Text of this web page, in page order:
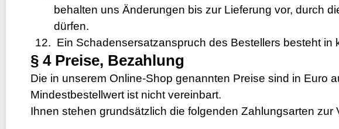
behalten uns Änderungen bis zur Lieferung vor, durch
dürfen.
Ein Schadensersatzanspruch des Bestellers besteht in
§ 4 Preise, Bezahlung
Die in unserem Online-Shop genannten Preise sind in Euro
Mindestbestellwert ist nicht vereinbart.
Ihnen stehen grundsätzlich die folgenden Zahlungsarten zur